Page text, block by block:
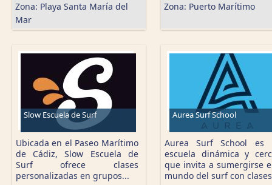
Zona: Playa Santa María del
Mar
Zona: Puerto Marítimo
Slow Escuela de Surf
Ubicada en el Paseo Marítimo
de Cádiz, Slow Escuela de
Surf ofrece clases
personalizadas en grupos...
Aurea Surf School
Aurea Surf School es
escuela dinámica y
que invita a sumergirse
mundo del surf con